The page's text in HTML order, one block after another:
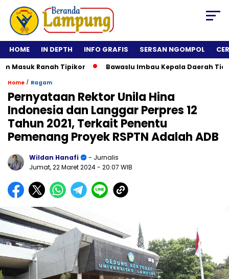
HOME IN DEPTH INFO GRAFIS SERSAN NGOMPOL
Ranah Tipikor Bawaslu Imbau Kepala Daerah Tidak
Home / Ragam
Pernyataan Rektor Unila Hina
Indonesia dan Langgar Perpres 12
Tahun 2021, Terkait Penentu
Pemenang Proyek RSPTN Adalah ADB
Wildan Hanafi
- Jurnalis
Jumat, 22 Maret 2024- 20:07 WIB